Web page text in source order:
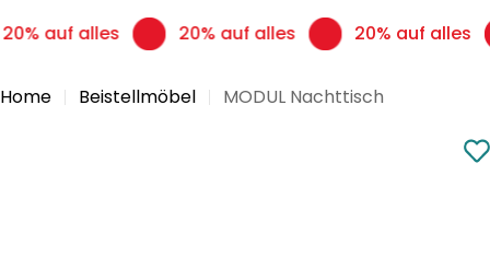
auf alles 20% auf alles 20% auf alles
Home Beistellmöbel MODUL Nachttisch